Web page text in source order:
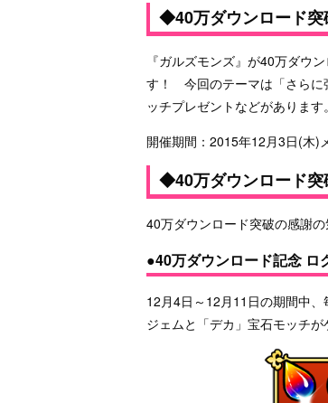
◆40万ダウンロード突
『ガルズモンズ』が40万ダウ
す！ 今回のテーマは「さらに
ッチプレゼントなどがあります。
開催期間：2015年12月3日(木)
◆40万ダウンロード突
40万ダウンロード突破の感謝
●40万ダウンロード記念 ロ
12月4日～12月11日の期間中
ジェムと「デカ」宝石モッチが